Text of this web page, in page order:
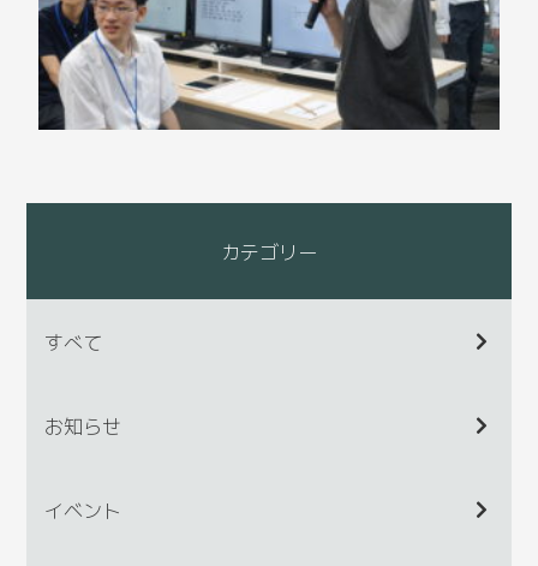
カテゴリー
すべて
お知らせ
イベント